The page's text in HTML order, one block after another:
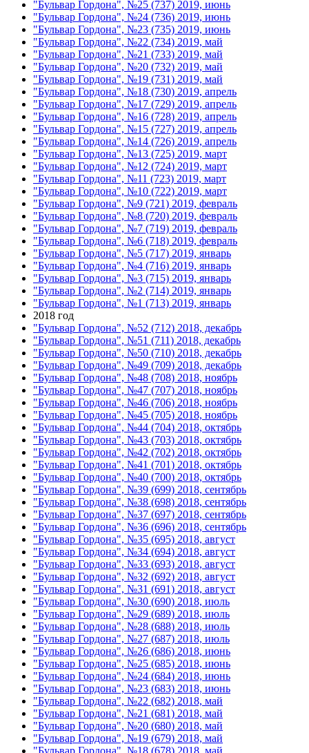
"Бульвар Гордона", №25 (737) 2019, июнь
"Бульвар Гордона", №24 (736) 2019, июнь
"Бульвар Гордона", №23 (735) 2019, июнь
"Бульвар Гордона", №22 (734) 2019, май
"Бульвар Гордона", №21 (733) 2019, май
"Бульвар Гордона", №20 (732) 2019, май
"Бульвар Гордона", №19 (731) 2019, май
"Бульвар Гордона", №18 (730) 2019, апрель
"Бульвар Гордона", №17 (729) 2019, апрель
"Бульвар Гордона", №16 (728) 2019, апрель
"Бульвар Гордона", №15 (727) 2019, апрель
"Бульвар Гордона", №14 (726) 2019, апрель
"Бульвар Гордона", №13 (725) 2019, март
"Бульвар Гордона", №12 (724) 2019, март
"Бульвар Гордона", №11 (723) 2019, март
"Бульвар Гордона", №10 (722) 2019, март
"Бульвар Гордона", №9 (721) 2019, февраль
"Бульвар Гордона", №8 (720) 2019, февраль
"Бульвар Гордона", №7 (719) 2019, февраль
"Бульвар Гордона", №6 (718) 2019, февраль
"Бульвар Гордона", №5 (717) 2019, январь
"Бульвар Гордона", №4 (716) 2019, январь
"Бульвар Гордона", №3 (715) 2019, январь
"Бульвар Гордона", №2 (714) 2019, январь
"Бульвар Гордона", №1 (713) 2019, январь
2018 год
"Бульвар Гордона", №52 (712) 2018, декабрь
"Бульвар Гордона", №51 (711) 2018, декабрь
"Бульвар Гордона", №50 (710) 2018, декабрь
"Бульвар Гордона", №49 (709) 2018, декабрь
"Бульвар Гордона", №48 (708) 2018, ноябрь
"Бульвар Гордона", №47 (707) 2018, ноябрь
"Бульвар Гордона", №46 (706) 2018, ноябрь
"Бульвар Гордона", №45 (705) 2018, ноябрь
"Бульвар Гордона", №44 (704) 2018, октябрь
"Бульвар Гордона", №43 (703) 2018, октябрь
"Бульвар Гордона", №42 (702) 2018, октябрь
"Бульвар Гордона", №41 (701) 2018, октябрь
"Бульвар Гордона", №40 (700) 2018, октябрь
"Бульвар Гордона", №39 (699) 2018, сентябрь
"Бульвар Гордона", №38 (698) 2018, сентябрь
"Бульвар Гордона", №37 (697) 2018, сентябрь
"Бульвар Гордона", №36 (696) 2018, сентябрь
"Бульвар Гордона", №35 (695) 2018, август
"Бульвар Гордона", №34 (694) 2018, август
"Бульвар Гордона", №33 (693) 2018, август
"Бульвар Гордона", №32 (692) 2018, август
"Бульвар Гордона", №31 (691) 2018, август
"Бульвар Гордона", №30 (690) 2018, июль
"Бульвар Гордона", №29 (689) 2018, июль
"Бульвар Гордона", №28 (688) 2018, июль
"Бульвар Гордона", №27 (687) 2018, июль
"Бульвар Гордона", №26 (686) 2018, июнь
"Бульвар Гордона", №25 (685) 2018, июнь
"Бульвар Гордона", №24 (684) 2018, июнь
"Бульвар Гордона", №23 (683) 2018, июнь
"Бульвар Гордона", №22 (682) 2018, май
"Бульвар Гордона", №21 (681) 2018, май
"Бульвар Гордона", №20 (680) 2018, май
"Бульвар Гордона", №19 (679) 2018, май
"Бульвар Гордона", №18 (678) 2018, май